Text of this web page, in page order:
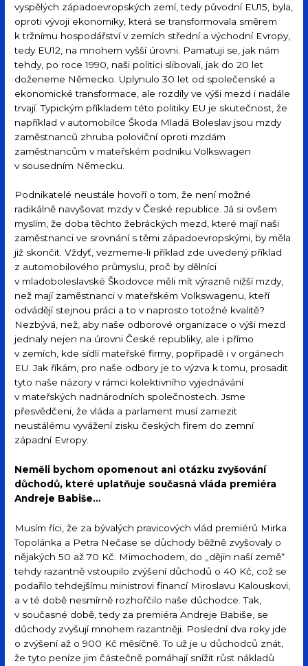
vyspělých západoevropských zemí, tedy původní EU15, byla,
oproti vývoji ekonomiky, která se transformovala směrem
k tržnímu hospodářství v zemích střední a východní Evropy,
tedy EU12, na mnohem vyšší úrovni. Pamatuji se, jak nám
tehdy, po roce 1990, naši politici slibovali, jak do 20 let
doženeme Německo. Uplynulo 30 let od společenské a
ekonomické transformace, ale rozdíly ve výši mezd i nadále
trvají. Typickým příkladem této politiky EU je skutečnost, že
například v automobilce Škoda Mladá Boleslav jsou mzdy
zaměstnanců zhruba poloviční oproti mzdám
zaměstnancům v mateřském podniku Volkswagen
v sousedním Německu.
Podnikatelé neustále hovoří o tom, že není možné
radikálně navyšovat mzdy v České republice. Já si ovšem
myslím, že doba těchto žebráckých mezd, které mají naši
zaměstnanci ve srovnání s těmi západoevropskými, by měla
již skončit. Vždyť, vezmeme-li příklad zde uvedený příklad
z automobilového průmyslu, proč by dělníci
v mladoboleslavské Škodovce měli mít výrazně nižší mzdy,
než mají zaměstnanci v mateřském Volkswagenu, kteří
odvádějí stejnou práci a to v naprosto totožné kvalitě?
Nezbývá, než, aby naše odborové organizace o výši mezd
jednaly nejen na úrovni České republiky, ale i přímo
v zemích, kde sídlí mateřské firmy, popřípadě i v orgánech
EU. Jak říkám, pro naše odbory je to výzva k tomu, prosadit
tyto naše názory v rámci kolektivního vyjednávání
v mateřských nadnárodních společnostech. Jsme
přesvědčeni, že vláda a parlament musí zamezit
neustálému vyvážení zisku českých firem do zemní
západní Evropy.
Neměli bychom opomenout ani otázku zvyšování
důchodů, které uplatňuje současná vláda premiéra
Andreje Babiše…
Musím říci, že za bývalých pravicových vlád premiérů Mirka
Topolánka a Petra Nečase se důchody běžně zvyšovaly o
nějakých 50 až 70 Kč. Mimochodem, do „dějin naší země“
tehdy razantně vstoupilo zvýšení důchodů o 40 Kč, což se
podařilo tehdejšímu ministrovi financí Miroslavu Kalouskovi,
a v té době nesmírně rozhořčilo naše důchodce. Tak,
v současné době, tedy za premiéra Andreje Babiše, se
důchody zvyšují mnohem razantněji. Poslední dva roky jde
o zvýšení až o 900 Kč měsíčně. To už je u důchodců znát,
že tyto peníze jim částečně pomáhají snížit růst nákladů